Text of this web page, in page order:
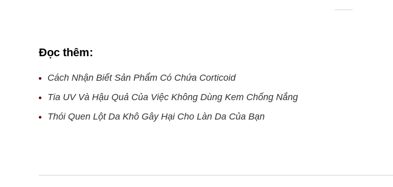
Đọc thêm:
Cách Nhận Biết Sản Phẩm Có Chứa Corticoid
Tia UV Và Hậu Quả Của Việc Không Dùng Kem Chống Nắng
Thói Quen Lột Da Khô Gây Hại Cho Làn Da Của Bạn